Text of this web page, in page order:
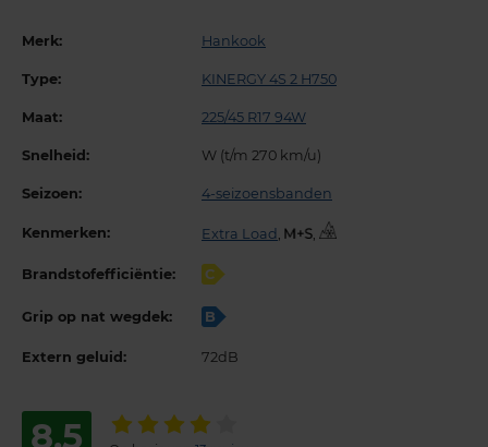
Merk: Hankook
Type: KINERGY 4S 2 H750
Maat: 225/45 R17 94W
Snelheid: W (t/m 270 km/u)
Seizoen: 4-seizoensbanden
Kenmerken: Extra Load ,
Brandstofefficiëntie: C
Grip op nat wegdek: B
Extern geluid: 72dB
8,5